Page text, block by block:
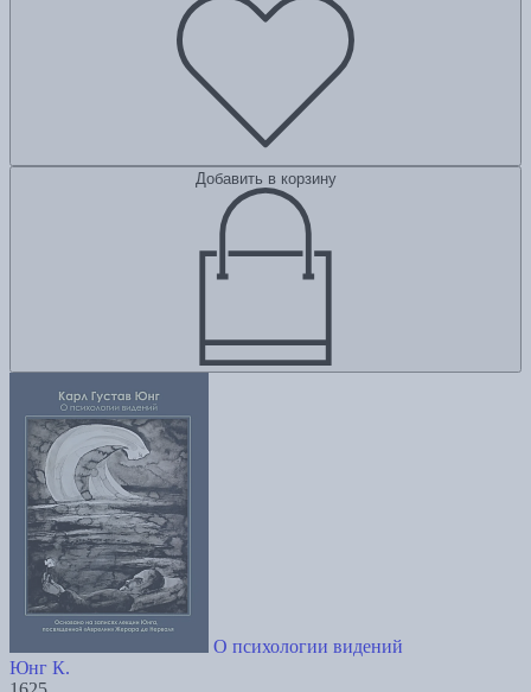
Добавить в корзину
О психологии видений
Юнг К.